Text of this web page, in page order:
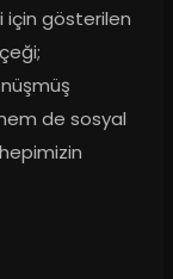
için gösterilen
de sosyal